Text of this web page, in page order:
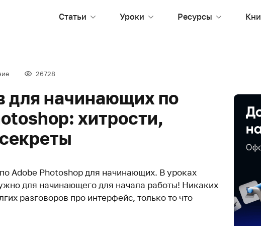
Статьи Уроки Ресурсы
26728
для начинающих по
хитрости,
Adobe Photoshop для начинающих. В уроках
для начинающего для начала работы! Никаких
разговоров про интерфейс, только то что